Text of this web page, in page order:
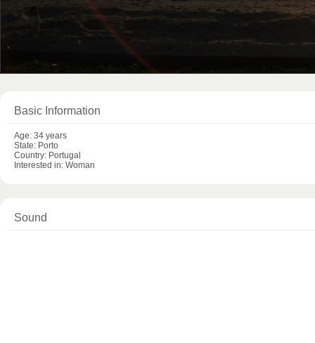
Basic Information
Age: 34 years
State: Porto
Country: Portugal
Interested in: Woman
Sound